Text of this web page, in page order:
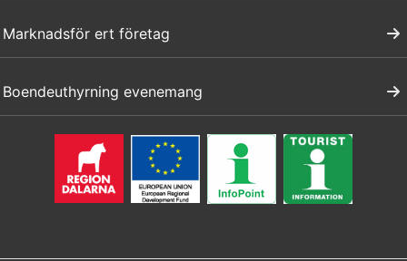
Marknadsför ert företag
Boendeuthyrning evenemang